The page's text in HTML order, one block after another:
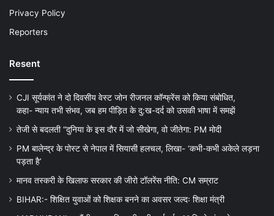
Privacy Policy
Reporters
Resent
CJI सूर्यकांत ने दो दिवसीय वेस्ट जोन रीजनल कॉन्फ्रेंस को किया संबोधित,
कहा- न्याय तभी संभव, जब हम पीड़ित के दु:ख-दर्द को उसकी भाषा में समझें
तेजी से बदलती “दुनिया के इस दौर में जो सीखेगा, वो जीतेगा: PM मोदी
PM बालेन्द्र के पोस्ट से नेपाल में सियासी हलचल, लिखा- ‘कभी-कभी अकेले लड़ना
पड़ता है’
मानव तस्करी के खिलाफ सरकार की जीरो टॉलरेंस नीति: CM सम्राट
BIHAR:- शिक्षित युवाओं को शिक्षक बनने का अवसर जल्दः शिक्षा मंत्री